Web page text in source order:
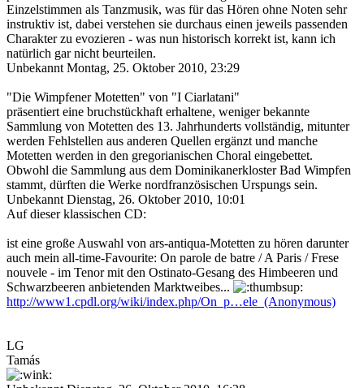
Einzelstimmen als Tanzmusik, was für das Hören ohne Noten sehr
instruktiv ist, dabei verstehen sie durchaus einen jeweils passenden
Charakter zu evozieren - was nun historisch korrekt ist, kann ich
natürlich gar nicht beurteilen.
Unbekannt Montag, 25. Oktober 2010, 23:29
"Die Wimpfener Motetten" von "I Ciarlatani"
präsentiert eine bruchstückhaft erhaltene, weniger bekannte
Sammlung von Motetten des 13. Jahrhunderts vollständig, mitunter
werden Fehlstellen aus anderen Quellen ergänzt und manche
Motetten werden in den gregorianischen Choral eingebettet.
Obwohl die Sammlung aus dem Dominikanerkloster Bad Wimpfen
stammt, dürften die Werke nordfranzösischen Urspungs sein.
Unbekannt Dienstag, 26. Oktober 2010, 10:01
Auf dieser klassischen CD:
ist eine große Auswahl von ars-antiqua-Motetten zu hören darunter
auch mein all-time-Favourite: On parole de batre / A Paris / Frese
nouvele - im Tenor mit den Ostinato-Gesang des Himbeeren und
Schwarzbeeren anbietenden Marktweibes...
http://www1.cpdl.org/wiki/index.php/On_p…ele_(Anonymous)
LG
Tamás